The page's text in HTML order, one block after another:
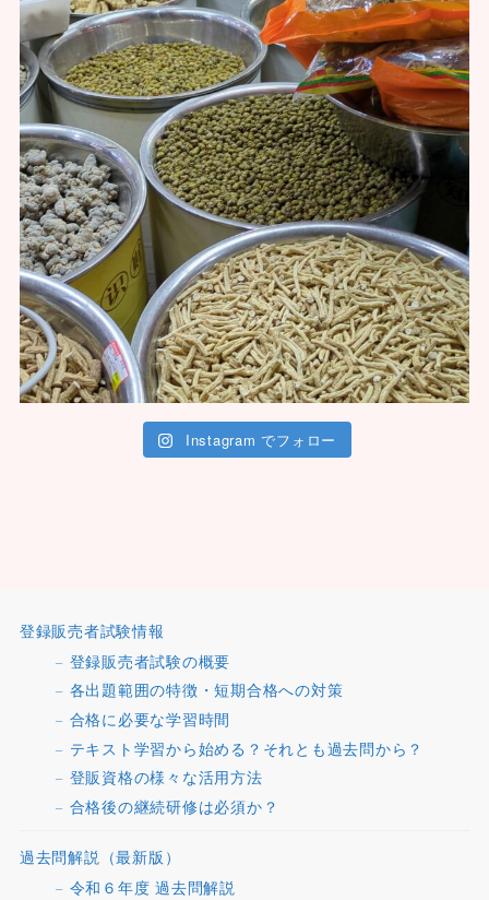
Instagram でフォロー
登録販売者試験情報
登録販売者試験の概要
各出題範囲の特徴・短期合格への対策
合格に必要な学習時間
テキスト学習から始める？それとも過去問から？
登販資格の様々な活用方法
合格後の継続研修は必須か？
過去問解説（最新版）
令和６年度 過去問解説